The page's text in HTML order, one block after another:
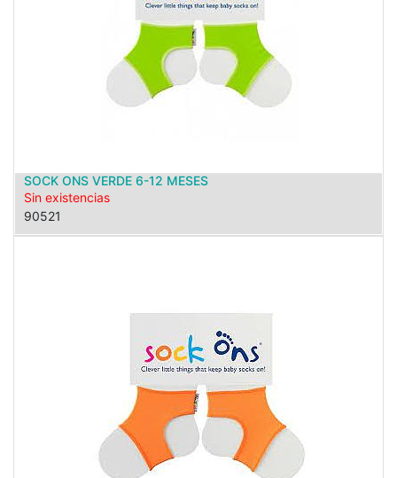
SOCK ONS VERDE 6-12 MESES
Sin existencias
90521